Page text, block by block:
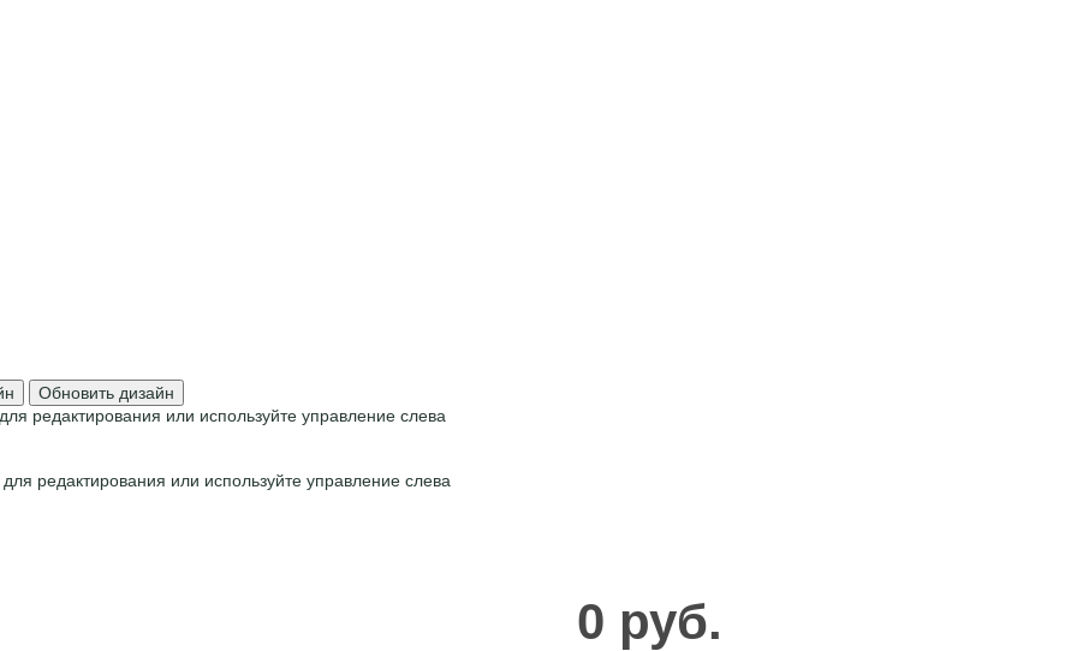
Обновить дизайн
редактирования или используйте управление слева
редактирования или используйте управление слева
0 руб.